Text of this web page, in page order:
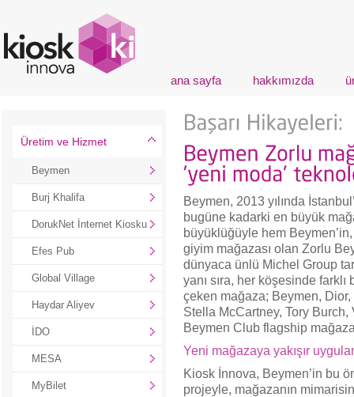
ana sayfa hakkımızda
Üretim ve Hizmet
Beymen
Burj Khalifa
DorukNet İnternet Kiosku
Efes Pub
Global Village
Haydar Aliyev
İDO
MESA
MyBilet
Beymen, 2013 yılında
bugüne kadarki en büyük
büyüklüğüyle hem
giyim mağazası olan Zorlu
dünyaca ünlü Michel Group
yanı sıra, her köşesinde farklı
çeken mağaza; Beymen,
Stella McCartney, Tory
Beymen Club flagship
Yeni mağazaya yakışır
Kiosk İnnova, Beymen’in bu
projeyle, mağazanın